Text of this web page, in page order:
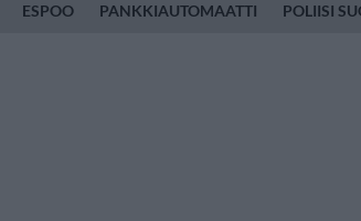
ESPOO PANKKIAUTOMAATTI POLIISI